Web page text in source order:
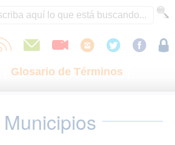
Glosario de Términos